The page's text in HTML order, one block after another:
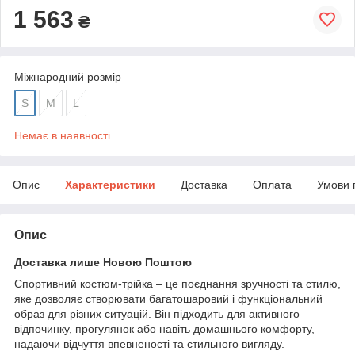
1 563 ₴
Міжнародний розмір
S M L
Немає в наявності
Опис Характеристики Доставка Оплата Умови
Опис
Доставка лише Новою Поштою
Спортивний костюм-трійка – це поєднання зручності та стилю,
яке дозволяє створювати багатошаровий і функціональний
образ для різних ситуацій. Він підходить для активного
відпочинку, прогулянок або навіть домашнього комфорту,
надаючи відчуття впевненості та стильного вигляду.